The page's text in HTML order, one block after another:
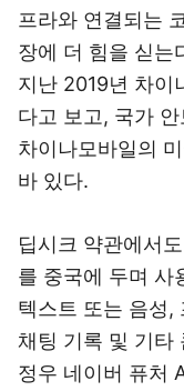
프라와 연결되는
장에 더 힘을 싣는
지난 2019년 차이
다고 보고, 국가
차이나모바일의
바 있다.
딥시크 약관에서
를 중국에 두며 사
텍스트 또는 음성,
채팅 기록 및 기타
정우 네이버 퓨처